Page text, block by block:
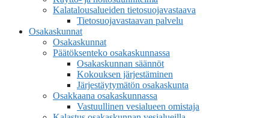
Kalatalousalueiden tietosuojavastaava
Tietosuojavastaavan palvelu
Osakaskunnat
Osakaskunnat
Päätöksenteko osakaskunnassa
Osakaskunnan säännöt
Kokouksen järjestäminen
Järjestäytymätön osakaskunta
Osakkaana osakaskunnassa
Vastuullinen vesialueen omistaja